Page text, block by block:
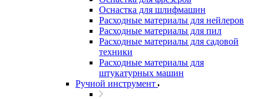
Оснастка для шлифмашин
Расходные материалы для нейлеров
Расходные материалы для пил
Расходные материалы для садовой
техники
Расходные материалы для
штукатурных машин
Ручной инструмент